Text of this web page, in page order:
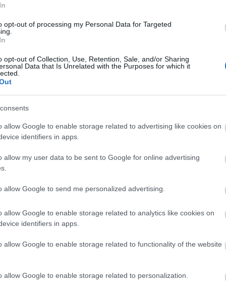
opt-out of processing my Personal Data for Targeted
opt-out of Collection, Use, Retention, Sale, and/or Sharing
Data that Is Unrelated with the Purposes for which it
allow Google to enable storage related to advertising like cookies on
identifiers in apps.
allow my user data to be sent to Google for online advertising
allow Google to send me personalized advertising.
allow Google to enable storage related to analytics like cookies on
identifiers in apps.
allow Google to enable storage related to functionality of the website
allow Google to enable storage related to personalization.
5 కేలరీలు కలిగిన సూపర్ పోషకమైన ఆకుకూర. ఇది మీ భోజనానికి
ఇది మీ ఆహారంలో గొప్ప అదనంగా ఉంటుంది.
లతో నిండి ఉంటుంది. విటమిన్ A మీ కళ్ళకు సహాయపడుతుంది, C మీ
ఇందులో ఫోలేట్, కాల్షియం, పొటాషియం మరియు
అరుగూలాను మీ భోజనంలో సులభంగా చేర్చుకోవచ్చు. ఇందులో
కొన్ని క్యాన్సర్లతో పోరాడటానికి సహాయపడతాయి. కాబట్టి, మీ